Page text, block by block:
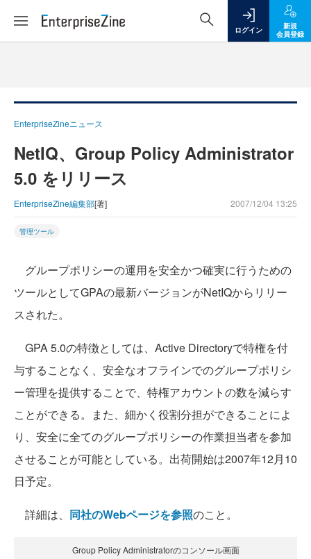
ログイン
新規
会員登録
EnterpriseZineニュース
NetIQ、Group Policy Administrator
5.0 をリリース
EnterpriseZine編集部[著] 2007/12/04 13:25
管理ツール
グループポリシーの運用を安全かつ確実に行うための
ツールとしてGPAの最新バージョンがNetIQからリリー
スされた。
GPA 5.0の特徴としては、Active Directoryで特権を付
与することなく、安全なオフラインでのグループポリシ
ー管理を提供することで、特権アカウントの数を減らす
ことができる。また、細かく役割分担ができることによ
り、安全に全てのグループポリシーの作業担当者を参加
させることが可能としている。出荷開始は2007年12月10
日予定。
詳細は、 同社のWebページを参照のこと。
Group Policy Administratorのコンソール画面